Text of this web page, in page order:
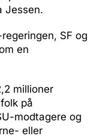
Jessen.
SF og
en
millioner
på
modtagere og
eller